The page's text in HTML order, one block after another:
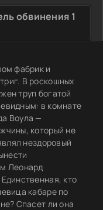
обвинения 1
фабрик и
В роскошных
труп богатой
в комнате
Воула —
который не
нездоровый
Леонард
кто
кабаре по
Спасет ли она